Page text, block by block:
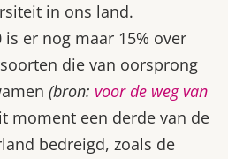
in ons land.
er nog maar 15% over
die van oorsprong
(bron: voor de weg van
moment een derde van de
bedreigd, zoals de